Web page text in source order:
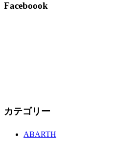
Faceboook
カテゴリー
ABARTH